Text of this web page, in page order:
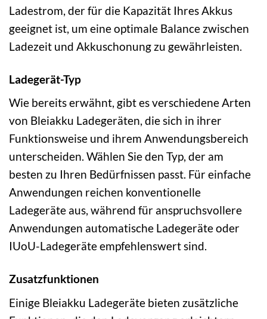
Ladestrom, der für die Kapazität Ihres Akkus
geeignet ist, um eine optimale Balance zwischen
Ladezeit und Akkuschonung zu gewährleisten.
Ladegerät-Typ
Wie bereits erwähnt, gibt es verschiedene Arten
von Bleiakku Ladegeräten, die sich in ihrer
Funktionsweise und ihrem Anwendungsbereich
unterscheiden. Wählen Sie den Typ, der am
besten zu Ihren Bedürfnissen passt. Für einfache
Anwendungen reichen konventionelle
Ladegeräte aus, während für anspruchsvollere
Anwendungen automatische Ladegeräte oder
IUoU-Ladegeräte empfehlenswert sind.
Zusatzfunktionen
Einige Bleiakku Ladegeräte bieten zusätzliche